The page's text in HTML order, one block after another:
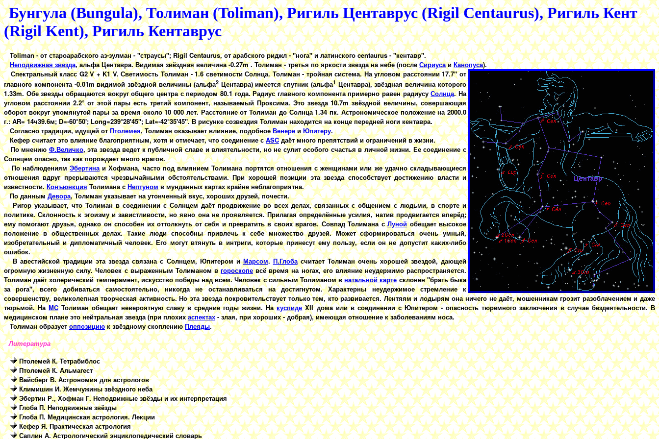
Бунгула (Bungula), Толиман (Toliman), Ригиль Центаврус (Rigil Centaurus), Ригиль Кент
(Rigil Kent), Ригиль Кентаврус
Toliman - от староарабского аз-зулман - "страусы"; Rigil Centaurus, от арабского риджл - "нога" и латинского centaurus - "кентавр".
Неподвижная звезда, альфа Центавра. Видимая звёздная величина -0.27m . Толиман - третья по яркости звезда на небе (после СириусаиКанопуса).
Спектральный класс G2 V + K1 V. Светимость Толиман - 1.6 светимости Солнца. Толиман - тройная система. На угловом расстоянии 17.7" от
главного компонента -0.01m видимой звёздной величины (альфа2Центавра) имеется спутник (альфа1Центавра), звёздная величина которого
1.33m. Обе звезды обращаются вокруг общего центра с периодом 80.1 года. Радиус главного компонента примерно равен радиусуСолнца. На
угловом расстоянии 2.2° от этой пары есть третий компонент, называемый Проксима. Это звезда 10.7m звёздной величины, совершающая
оборот вокруг упомянутой пары за время около 10 000 лет. Расстояние от Толиман до Солнца 1.34 пк. Астрономическое положение на 2000.0
г.: AR= 14ч39.6м; D=-60°50'; Long=239°28'45"; Lat=-42°35'45". В рисунке созвездия Толиман находится на конце передней ноги кентавра.
Согласно традиции, идущей отПтолемея, Толиман оказывает влияние, подобноеВенере и Юпитеру.
Кефер считает это влияние благоприятным, хотя и отмечает, что соединение сASCдаёт много препятствий и ограничений в жизни.
По мнению Ф.Величко, эта звезда ведет к публичной славе и влиятельности, но не сулит особого счастья в личной жизни. Ее соединение с
Солнцем опасно, так как порождает много врагов.
По наблюдениямЭбертинаи Хофмана, часто под влиянием Толимана портятся отношения с женщинами или же удачно складывающиеся
отношения вдруг прерываются чрезвычайными обстоятельствами. При хорошей позиции эта звезда способствует достижению власти и
известности.КонъюнкцияТолимана сНептуномв мунданных картах крайне неблагоприятна.
По даннымДевора, Толиман указывает на утонченный вкус, хороших друзей, почести.
Ригор указывает, что Толиман в соединении с Солнцем даёт продвижение во всех делах, связанных с общением с людьми, в спорте и
политике. Склонность к эгоизму и завистливости, но явно она не проявляется. Прилагая определённые усилия, натив продвигается вперёд;
ему помогают друзья, однако он способен их оттолкнуть от себя и превратить в своих врагов. Совпад Толимана сЛунойобещает высокое
положение в общественных делах. Такие люди способны привлечь к себе множество друзей. Может сформироваться очень умный,
изобретательный и дипломатичный человек. Его могут втянуть в интриги, которые принесут ему пользу, если он не допустит каких-либо
ошибок.
В авестийской традиции эта звезда связана с Солнцем, Юпитером иМарсом. П.Глобасчитает Толиман очень хорошей звездой, дающей
огромную жизненную силу. Человек с выраженным Толиманом вгороскопевсё время на ногах, его влияние неудержимо распространяется.
Толиман даёт холерический темперамент, искусство победы над всем. Человек с сильным Толиманом внатальной картесклонен "брать быка
за рога", всего добиваться самостоятельно, никогда не останавливаться на достигнутом. Характерны неудержимое стремление к
совершенству, великолепная творческая активность. Но эта звезда покровительствует только тем, кто развивается. Лентяям и лодырям она ничего не даёт, мошенникам грозит разоблачением и даже
тюрьмой. НаMCТолиман обещает невероятную славу в средние годы жизни. НакуспидеXII дома или в соединении с Юпитером - опасность тюремного заключения в случае бездеятельности. В
медицинском плане это нейтральная звезда (при плохихаспектах - злая, при хороших - добрая), имеющая отношение к заболеваниям носа.
Толиман образуетоппозициюк звёздному скоплениюПлеяды.
Литература
Птолемей К. Тетрабиблос
Птолемей К. Альмагест
Вайсберг В. Астрономия для астрологов
Климишин И. Жемчужины звёздного неба
Эбертин Р., Хофман Г. Неподвижные звёзды и их интерпретация
Глоба П. Неподвижные звёзды
Глоба П. Медицинская астрология. Лекции
Кефер Я. Практическая астрология
Саплин А. Астрологический энциклопедический словарь